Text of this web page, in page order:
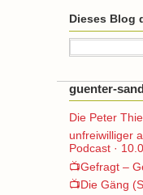
Dieses Blog
guenter-
Die Peter
unfreiwilliger
Podcast ·
📺Gefragt –
📺Die Gäng